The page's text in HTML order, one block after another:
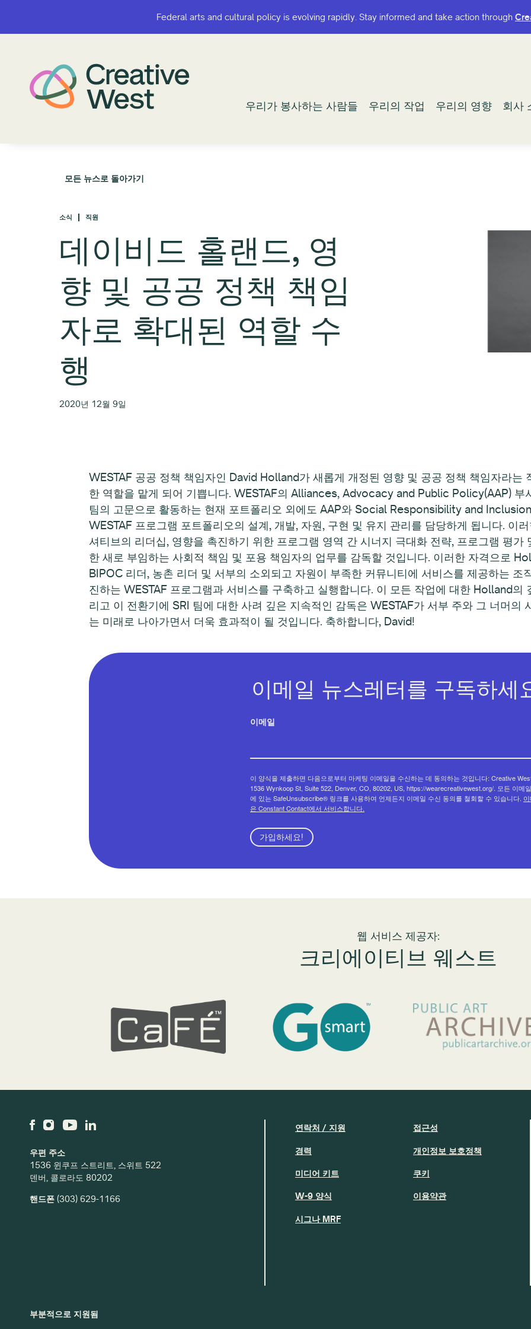
Federal arts and cultural policy is evolving rapidly. Stay informed and take action through
우리가 봉사하는 사람들 우리의 작업 우리의 영향 회사
Federal arts and cultural policy is evolving rapidly. Stay informed and take action through
우리가 봉사하는 사람들 우리의 작업 우리의 영향 회사
모든 뉴스로 돌아가기
소식 직원
데이비드 홀랜드, 영
향 및 공공 정책 책임
자로 확대된 역할 수
행
2020년 12월 9일
WESTAF 공공 정책 책임자인 David Holland가 새롭게 개정된 영향 및 공공 정책 책임자라는
한 역할을 맡게 되어 기쁩니다. WESTAF의 Alliances, Advocacy and Public Policy(AAP)
팀의 고문으로 활동하는 현재 포트폴리오 외에도 AAP와 Social Responsibility and
WESTAF 프로그램 포트폴리오의 설계, 개발, 자원, 구현 및 유지 관리를 담당하게 됩니다. 이
셔티브의 리더십, 영향을 촉진하기 위한 프로그램 영역 간 시너지 극대화 전략, 프로그램 평
한 새로 부임하는 사회적 책임 및 포용 책임자의 업무를 감독할 것입니다. 이러한 자격으로
BIPOC 리더, 농촌 리더 및 서부의 소외되고 자원이 부족한 커뮤니티에 서비스를 제공하는 조
진하는 WESTAF 프로그램과 서비스를 구축하고 실행합니다. 이 모든 작업에 대한 Holland의
리고 이 전환기에 SRI 팀에 대한 사려 깊은 지속적인 감독은 WESTAF가 서부 주와 그 너머의
는 미래로 나아가면서 더욱 효과적이 될 것입니다. 축하합니다, David!
이메일 뉴스레터를 구독하세
이메일
이 양식을 제출하면 다음으로부터 마케팅 이메일을 수신하는 데 동의하는 것입니다: Creative
1536 Wynkoop St, Suite 522, Denver, CO, 80202, US, https://wearecreativewest.org/. 모든 이메
에 있는 SafeUnsubscribe® 링크를 사용하여 언제든지 이메일 수신 동의를 철회할 수 있습니다.
은 Constant Contact에서 서비스합니다.
가입하세요!
웹 서비스 제공자:
크리에이티브 웨스트
우편 주소
1536 윈쿠프 스트리트, 스위트 522
덴버, 콜로라도 80202
핸드폰 (303) 629-1166
연락처 / 지원
경력
미디어 키트
W-9 양식
시그나 MRF
접근성
개인정보 보호정책
쿠키
이용약관
부분적으로 지원됨